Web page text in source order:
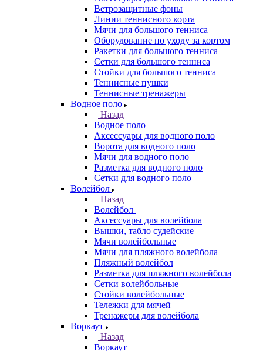
Ветрозащитные фоны
Линии теннисного корта
Мячи для большого тенниса
Оборудование по уходу за кортом
Ракетки для большого тенниса
Сетки для большого тенниса
Стойки для большого тенниса
Теннисные пушки
Теннисные тренажеры
Водное поло
Назад
Водное поло
Аксессуары для водного поло
Ворота для водного поло
Мячи для водного поло
Разметка для водного поло
Сетки для водного поло
Волейбол
Назад
Волейбол
Аксессуары для волейбола
Вышки, табло судейские
Мячи волейбольные
Мячи для пляжного волейбола
Пляжный волейбол
Разметка для пляжного волейбола
Сетки волейбольные
Стойки волейбольные
Тележки для мячей
Тренажеры для волейбола
Воркаут
Назад
Воркаут